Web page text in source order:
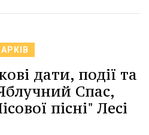
дати, події та
Спас,
пісні" Лесі